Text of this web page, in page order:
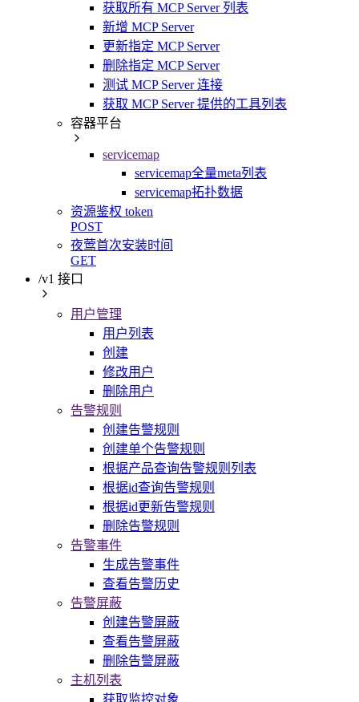
获取所有 MCP Server 列表
新增 MCP Server
更新指定 MCP Server
删除指定 MCP Server
测试 MCP Server 连接
获取 MCP Server 提供的工具列表
容器平台
servicemap
servicemap全量meta列表
servicemap拓扑数据
资源鉴权 token
POST
夜莺首次安装时间
GET
/v1 接口
用户管理
用户列表
创建
修改用户
删除用户
告警规则
创建告警规则
创建单个告警规则
根据产品查询告警规则列表
根据id查询告警规则
根据id更新告警规则
删除告警规则
告警事件
生成告警事件
查看告警历史
告警屏蔽
创建告警屏蔽
查看告警屏蔽
删除告警屏蔽
主机列表
获取监控对象